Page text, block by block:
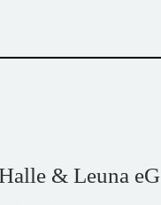
& Leuna eG